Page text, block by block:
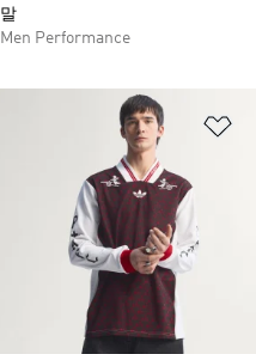
말
Men Performance